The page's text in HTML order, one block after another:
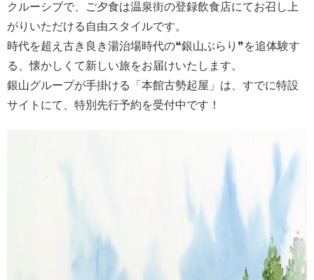
クルーシブで、ご夕食は温泉街の登録飲食店にてお召し上
がりいただける自由スタイルです。
時代を超え古き良き湯治場時代の❝銀山ぶらり❞を追体験す
る、懐かしくて新しい旅をお届けいたします。
銀山グループが手掛ける「本館古勢起屋」は、すでに特設
サイトにて、特別先行予約を受付中です！